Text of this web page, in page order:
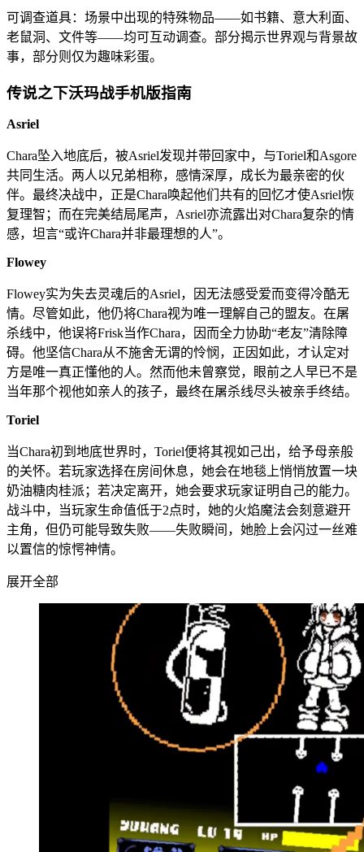
可调查道具：场景中出现的特殊物品——如书籍、意大利面、
老鼠洞、文件等——均可互动调查。部分揭示世界观与背景故
事，部分则仅为趣味彩蛋。
传说之下沃玛战手机版指南
Asriel
Chara坠入地底后，被Asriel发现并带回家中，与Toriel和Asgore
共同生活。两人以兄弟相称，感情深厚，成长为最亲密的伙
伴。最终决战中，正是Chara唤起他们共有的回忆才使Asriel恢
复理智；而在完美结局尾声，Asriel亦流露出对Chara复杂的情
感，坦言“或许Chara并非最理想的人”。
Flowey
Flowey实为失去灵魂后的Asriel，因无法感受爱而变得冷酷无
情。尽管如此，他仍将Chara视为唯一理解自己的盟友。在屠
杀线中，他误将Frisk当作Chara，因而全力协助“老友”清除障
碍。他坚信Chara从不施舍无谓的怜悯，正因如此，才认定对
方是唯一真正懂他的人。然而他未曾察觉，眼前之人早已不是
当年那个视他如亲人的孩子，最终在屠杀线尽头被亲手终结。
Toriel
当Chara初到地底世界时，Toriel便将其视如己出，给予母亲般
的关怀。若玩家选择在房间休息，她会在地毯上悄悄放置一块
奶油糖肉桂派；若决定离开，她会要求玩家证明自己的能力。
战斗中，当玩家生命值低于2点时，她的火焰魔法会刻意避开
主角，但仍可能导致失败——失败瞬间，她脸上会闪过一丝难
以置信的惊愕神情。
展开全部